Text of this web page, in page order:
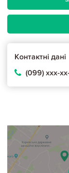
Контактні дані
(099) ххх-